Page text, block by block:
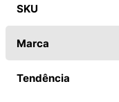
SKU
Marca
Tendência